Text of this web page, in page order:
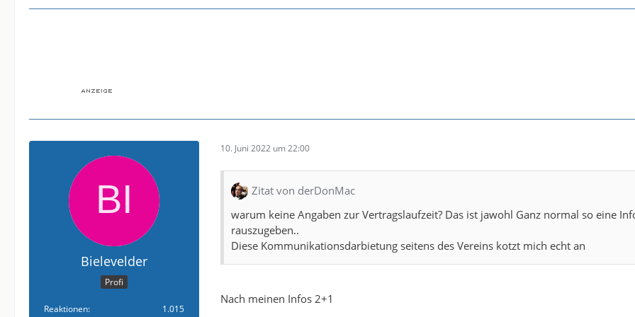
Bielevelder
Profi
Reaktionen 1.015
10. Juni 2022 um 22:00
Zitat von derDonMac
warum keine Angaben zur Vertragslaufzeit? Das ist jawohl Ganz normal so eine
rauszugeben..
Diese Kommunikationsdarbietung seitens des Vereins kotzt mich echt an
Nach meinen Infos 2+1